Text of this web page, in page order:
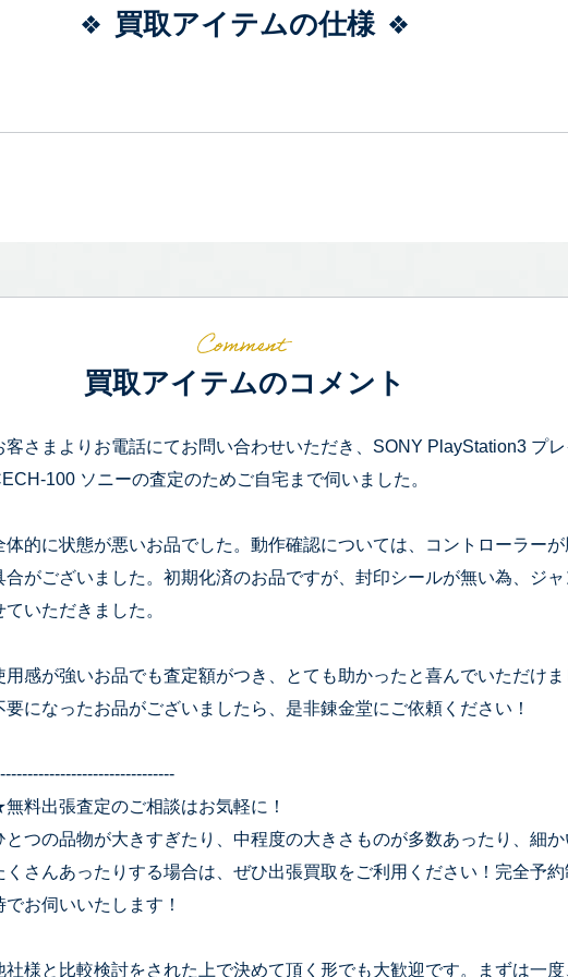
買取アイテムの仕様
買取アイテムのコメント
客さまよりお電話にてお問い合わせいただき、SONY PlayStation3 プ
100 ソニーの査定のためご自宅まで伺いました。
体的に状態が悪いお品でした。動作確認については、コントローラー
合がございました。初期化済のお品ですが、封印シールが無い為、ジ
ていただきました。
用感が強いお品でも査定額がつき、とても助かったと喜んでいただけ
要になったお品がございましたら、是非錬金堂にご依頼ください！
料出張査定のご相談はお気軽に！
とつの品物が大きすぎたり、中程度の大きさものが多数あったり、細
くさんあったりする場合は、ぜひ出張買取をご利用ください！完全予
でお伺いいたします！
社様と比較検討をされた上で決めて頂く形でも大歓迎です。まずは一度